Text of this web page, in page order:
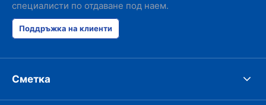
специалисти по отдаване под наем.
Поддръжка на клиенти
Сметка